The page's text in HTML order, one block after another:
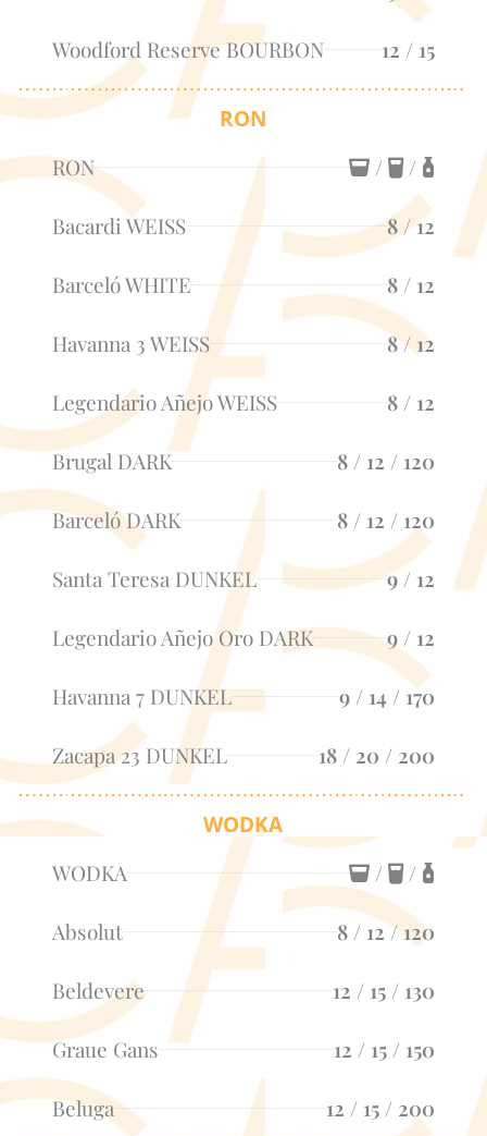
Woodford Reserve BOURBON 12 / 15
RON
RON / /
Bacardi WEISS 8 / 12
Barceló WHITE 8 / 12
Havanna 3 WEISS 8 / 12
Legendario Añejo WEISS 8 / 12
Brugal DARK 8 / 12 / 120
Barceló DARK 8 / 12 / 120
Santa Teresa DUNKEL 9 / 12
Legendario Añejo Oro DARK 9 / 12
Havanna 7 DUNKEL 9 / 14 / 170
Zacapa 23 DUNKEL 18 / 20 / 200
WODKA
WODKA / /
Absolut 8 / 12 / 120
Beldevere 12 / 15 / 130
Graue Gans 12 / 15 / 150
Beluga 12 / 15 / 200